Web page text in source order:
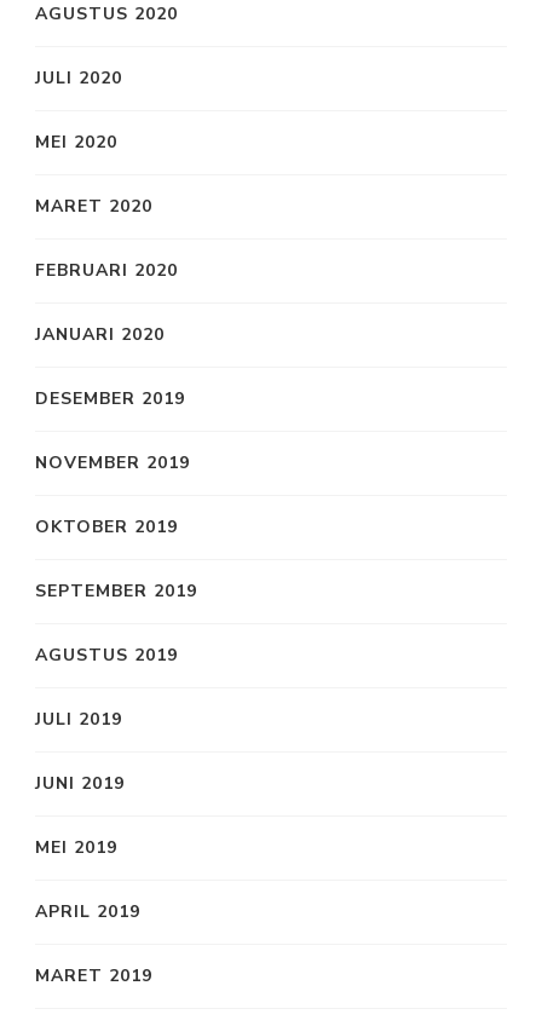
AGUSTUS 2020
JULI 2020
MEI 2020
MARET 2020
FEBRUARI 2020
JANUARI 2020
DESEMBER 2019
NOVEMBER 2019
OKTOBER 2019
SEPTEMBER 2019
AGUSTUS 2019
JULI 2019
JUNI 2019
MEI 2019
APRIL 2019
MARET 2019